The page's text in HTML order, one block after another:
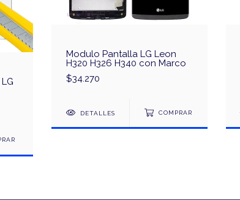
Modulo Pantalla LG Leon
H320 H326 H340 con Marco
$34.270
DETALLES COMPRAR